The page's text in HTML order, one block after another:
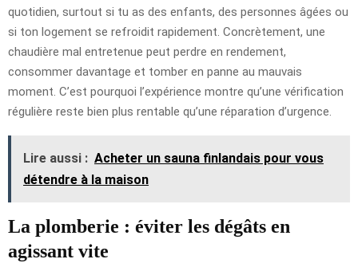
quotidien, surtout si tu as des enfants, des personnes âgées ou
si ton logement se refroidit rapidement. Concrètement, une
chaudière mal entretenue peut perdre en rendement,
consommer davantage et tomber en panne au mauvais
moment. C’est pourquoi l’expérience montre qu’une vérification
régulière reste bien plus rentable qu’une réparation d’urgence.
Lire aussi : Acheter un sauna finlandais pour vous
détendre à la maison
La plomberie : éviter les dégâts en
agissant vite